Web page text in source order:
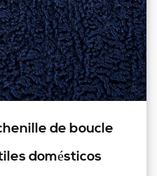
de boucle
domésticos